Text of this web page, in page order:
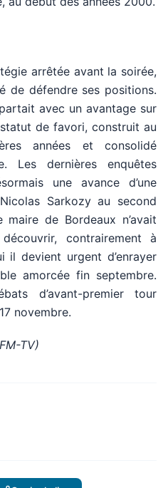
arrêtée avant la soirée,
de défendre ses positions.
avec un avantage sur
de favori, construit au
années et consolidé
Les dernières enquêtes
une avance d’une
Sarkozy au second
de Bordeaux n’avait
contrairement à
il devient urgent d’enrayer
amorcée fin septembre.
d’avant-premier tour
novembre.
TV)